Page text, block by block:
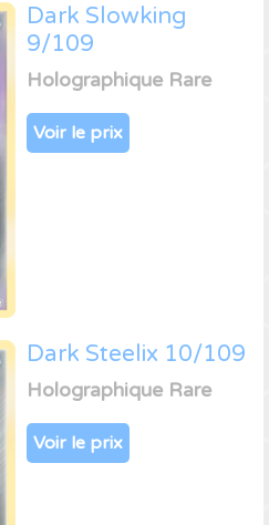
Dark Slowking
9/109
Holographique Rare
Voir le prix
Dark Steelix 10/109
Holographique Rare
Voir le prix